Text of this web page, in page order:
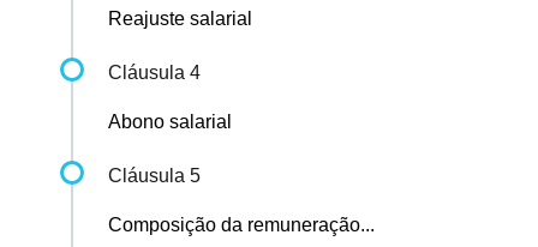
Reajuste salarial
Cláusula 4
Abono salarial
Cláusula 5
Composição da remuneração...